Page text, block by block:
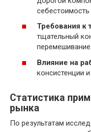
себестоимость
Требования к
тщательный
перемешивание.
Влияние на
консистенции
Статистика
рынка
По результатам